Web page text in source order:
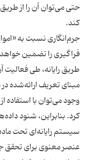
حتی می‌توان آن را از
جرم‌انگاری نسبت به
فراگیری را تضمین
طریق رایانه، طی
وجود می‌توان با استفاده
کرد. بنابراین، شنود
عنصر معنوی برای تحقق